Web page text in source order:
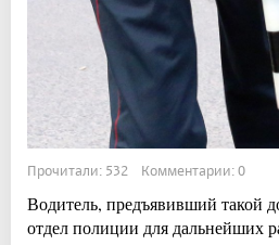
Прочитали: 532 Комментарии: 0
Водитель, предъявивший такой
отдел полиции для дальнейших